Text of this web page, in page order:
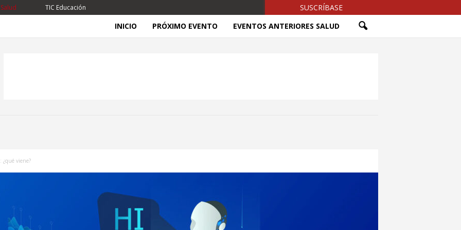
TIC Educación
SUSCRÍBASE
INICIO
PRÓXIMO EVENTO EVENTOS ANTERIORES SALUD
¿qué viene?